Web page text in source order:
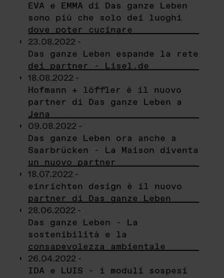
EVA e EMMA di Das ganze Leben
sono più che solo dei luoghi
dove poter cucinare
23.08.2022 -
Das ganze Leben espande la rete
dei partner - Lisel.de
18.08.2022 -
Hofmann + löffler è il nuovo
partner di Das ganze Leben a
Jena
09.08.2022 -
Das ganze Leben ora anche a
Saarbrücken - La Maison diventa
un nuovo partner
18.07.2022 -
einrichten design è il nuovo
partner di Das ganze Leben
28.06.2022 -
Das ganze Leben - La
sostenibilità e la
consapevolezza ambientale
26.04.2022 -
IDA e LUIS - i moduli sospesi